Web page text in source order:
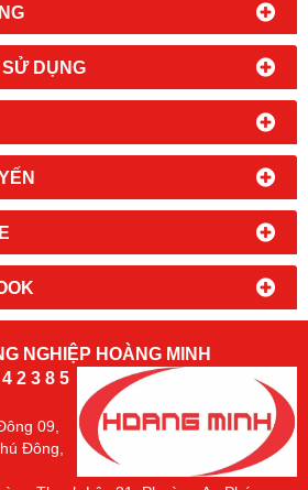
DỤNG
NGHIỆP HOÀNG MINH
3 8 5
09,
Đông,